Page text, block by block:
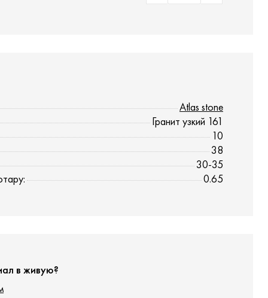
Atlas stone
Гранит узкий 161
10
38
30-35
0.65
в живую?